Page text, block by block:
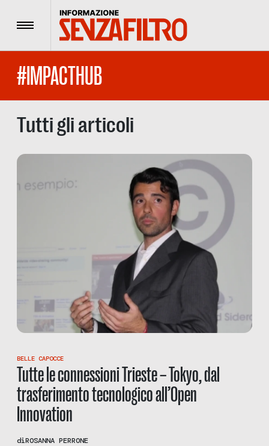
Menu
#IMPACTHUB
Tutti gli articoli
BELLE CAPOCCE
Tutte le connessioni Trieste – Tokyo, dal
trasferimento tecnologico all’Open
Innovation
diROSANNA PERRONE